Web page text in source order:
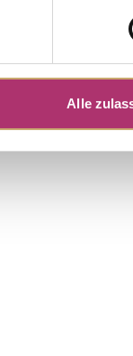
Alle